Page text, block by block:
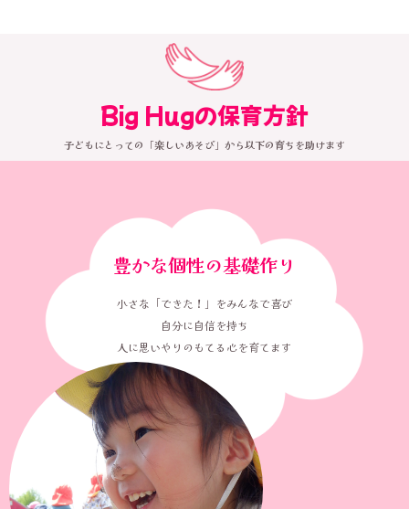
Big Hugの保育方針
子どもにとっての「楽しいあそび」から以下の育ちを助けます
豊かな個性の基礎作り
小さな「できた！」をみんなで喜び
自分に自信を持ち
人に思いやりのもてる心を育てます